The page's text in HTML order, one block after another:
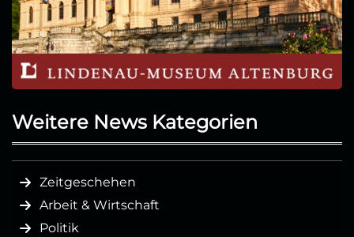
Weitere News Kategorien
Zeitgeschehen
Arbeit & Wirtschaft
Politik